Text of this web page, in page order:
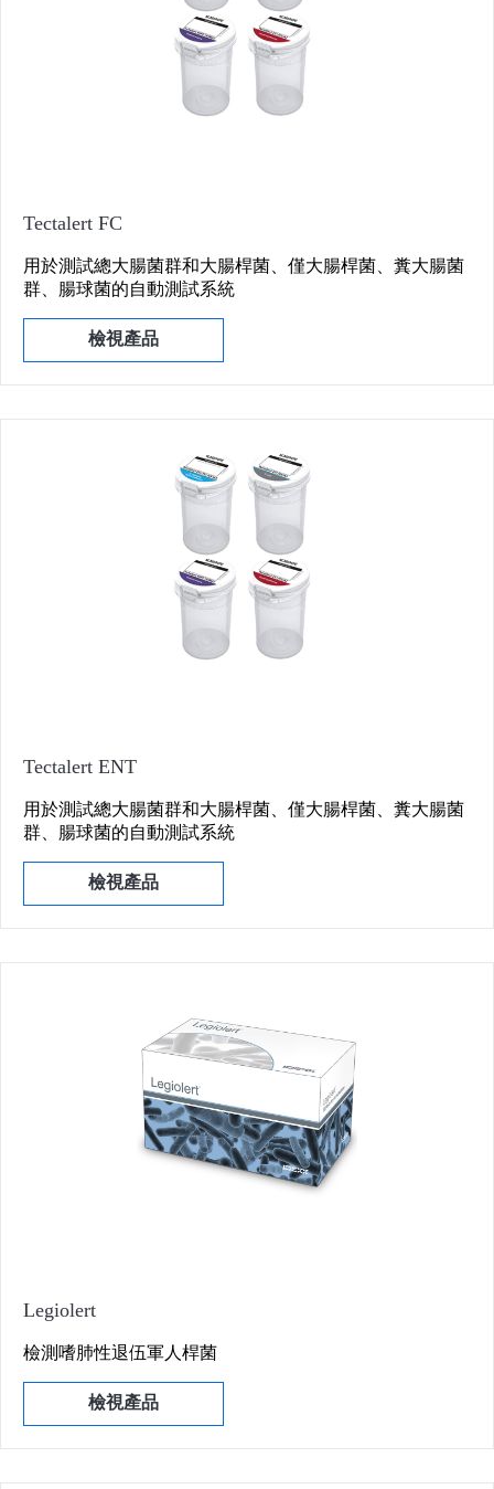
Tectalert FC
用於測試總大腸菌群和大腸桿菌、僅大腸桿菌、糞大腸菌
群、腸球菌的自動測試系統
檢視產品
Tectalert ENT
用於測試總大腸菌群和大腸桿菌、僅大腸桿菌、糞大腸菌
群、腸球菌的自動測試系統
檢視產品
Legiolert
檢測嗜肺性退伍軍人桿菌
檢視產品